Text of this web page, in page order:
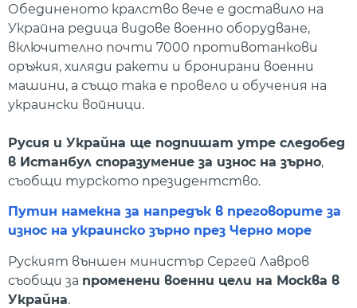
Обединеното кралство вече е доставило на
Украйна редица видове военно оборудване,
включително почти 7000 противотанкови
оръжия, хиляди ракети и бронирани военни
машини, а също така е провело и обучения на
украински войници.
Русия и Украйна ще подпишат утре следобед
в Истанбул споразумение за износ на зърно,
съобщи турското президентство.
Путин намекна за напредък в преговорите за
износ на украинско зърно през Черно море
Руският външен министър Сергей Лавров
съобщи за променени военни цели на Москва в
Украйна.